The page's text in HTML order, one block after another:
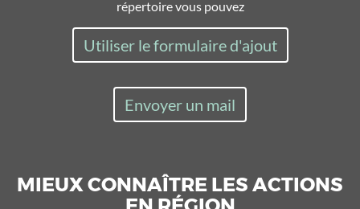
répertoire vous pouvez
Utiliser le formulaire d'ajout
Envoyer un mail
MIEUX CONNAÎTRE LES ACTIONS